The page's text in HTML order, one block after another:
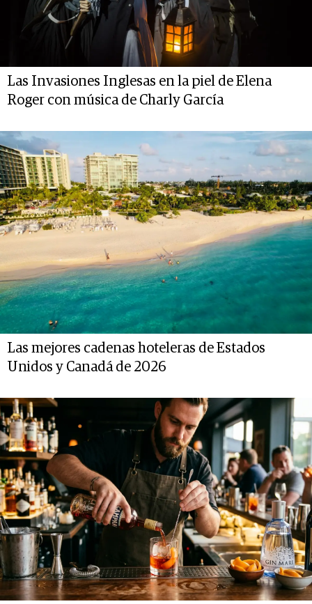
Las Invasiones Inglesas en la piel de Elena
Roger con música de Charly García
Las mejores cadenas hoteleras de Estados
Unidos y Canadá de 2026